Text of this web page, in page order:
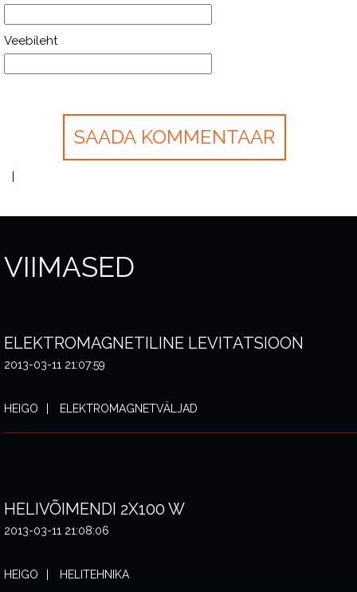
Veebileht
VIIMASED
ELEKTROMAGNETILINE LEVITATSIOON
2013-03-11 21:07:59
HEIGO ELEKTROMAGNETVÄLJAD
HELIVÕIMENDI 2X100 W
2013-03-11 21:08:06
HEIGO HELITEHNIKA